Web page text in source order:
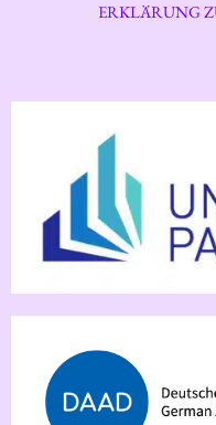
ERKLÄRUNG